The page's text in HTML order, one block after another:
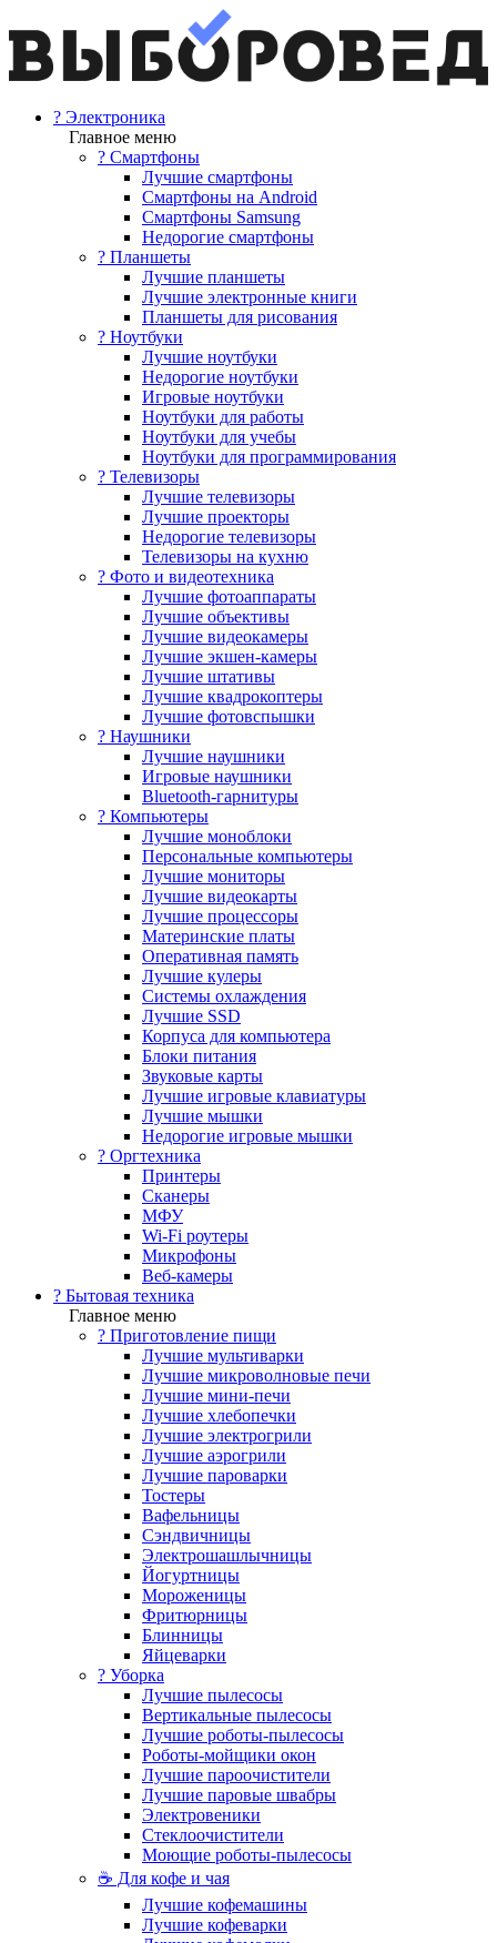
? Электроника
Главное меню
? Смартфоны
Лучшие смартфоны
Смартфоны на Android
Смартфоны Samsung
Недорогие смартфоны
? Планшеты
Лучшие планшеты
Лучшие электронные книги
Планшеты для рисования
? Ноутбуки
Лучшие ноутбуки
Недорогие ноутбуки
Игровые ноутбуки
Ноутбуки для работы
Ноутбуки для учебы
Ноутбуки для программирования
? Телевизоры
Лучшие телевизоры
Лучшие проекторы
Недорогие телевизоры
Телевизоры на кухню
? Фото и видеотехника
Лучшие фотоаппараты
Лучшие объективы
Лучшие видеокамеры
Лучшие экшен-камеры
Лучшие штативы
Лучшие квадрокоптеры
Лучшие фотовспышки
? Наушники
Лучшие наушники
Игровые наушники
Bluetooth-гарнитуры
?️ Компьютеры
Лучшие моноблоки
Персональные компьютеры
Лучшие мониторы
Лучшие видеокарты
Лучшие процессоры
Материнские платы
Оперативная память
Лучшие кулеры
Системы охлаждения
Лучшие SSD
Корпуса для компьютера
Блоки питания
Звуковые карты
Лучшие игровые клавиатуры
Лучшие мышки
Недорогие игровые мышки
?️ Оргтехника
Принтеры
Сканеры
МФУ
Wi-Fi роутеры
Микрофоны
Веб-камеры
? Бытовая техника
Главное меню
? Приготовление пищи
Лучшие мультиварки
Лучшие микроволновые печи
Лучшие мини-печи
Лучшие хлебопечки
Лучшие электрогрили
Лучшие аэрогрили
Лучшие пароварки
Тостеры
Вафельницы
Сэндвичницы
Электрошашлычницы
Йогуртницы
Мороженицы
Фритюрницы
Блинницы
Яйцеварки
? Уборка
Лучшие пылесосы
Вертикальные пылесосы
Лучшие роботы-пылесосы
Роботы-мойщики окон
Лучшие пароочистители
Лучшие паровые швабры
Электровеники
Стеклоочистители
Моющие роботы-пылесосы
☕ Для кофе и чая
Лучшие кофемашины
Лучшие кофеварки